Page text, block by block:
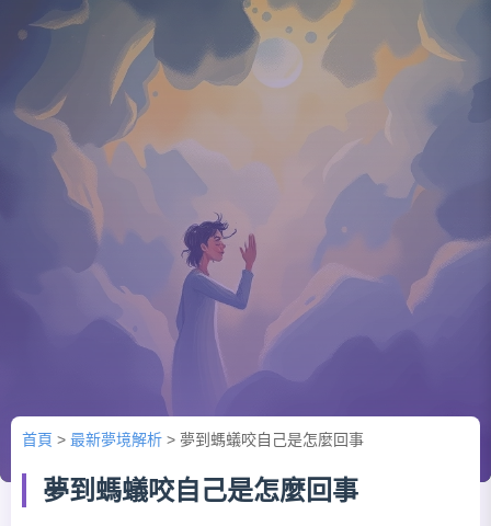
首頁 > 最新夢境解析 > 夢到螞蟻咬自己是怎麼回事
夢到螞蟻咬自己是怎麼回事